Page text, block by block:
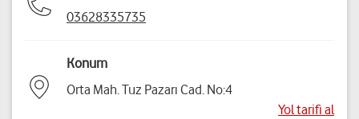
03628335735
Konum
Orta Mah. Tuz Pazarı Cad. No:4
Yol tarifi al